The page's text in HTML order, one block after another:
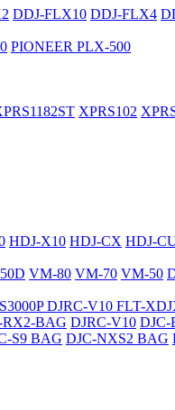
DDJ-FLX10 DDJ-FLX4
PIONEER PLX-500
XPRS102
HDJ-X10 HDJ-CX HDJ-
VM-80 VM-70 VM-50
DJRC-V10 FLT-
RX2-BAG DJRC-V10 DJC-
S9 BAG DJC-NXS2 BAG